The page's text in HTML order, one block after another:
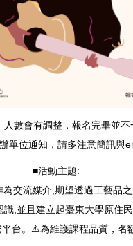
有調整，報名完畢並不
單位通知，請多注意簡訊與
■活動主題:
流媒介,期望透過工藝品之
識,並且建立起臺東大學原住
平台。⚠️為維護課程品質，名